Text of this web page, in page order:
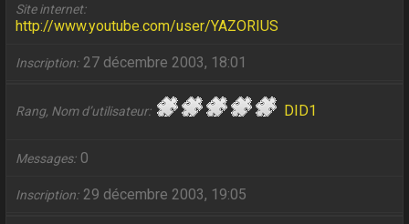
Site internet
http://www.youtube.com/user/YAZORIUS
Inscription 27 décembre 2003, 18:01
Rang, Nom d’utilisateur DID1
Messages 0
Inscription 29 décembre 2003, 19:05